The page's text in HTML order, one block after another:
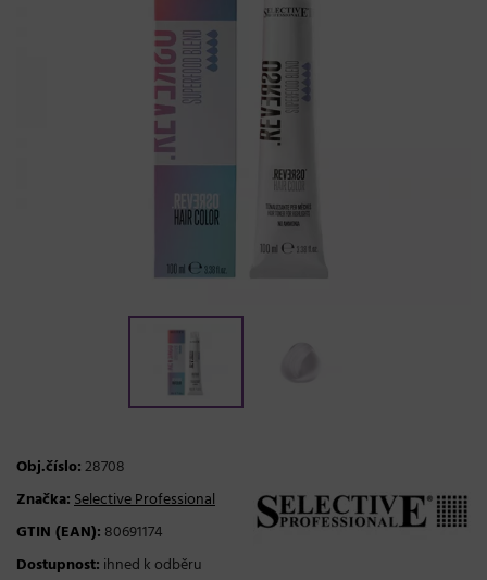
Obj.číslo:28708
Značka:Selective Professional
GTIN (EAN): 80691174
Dostupnost: ihned k odběru